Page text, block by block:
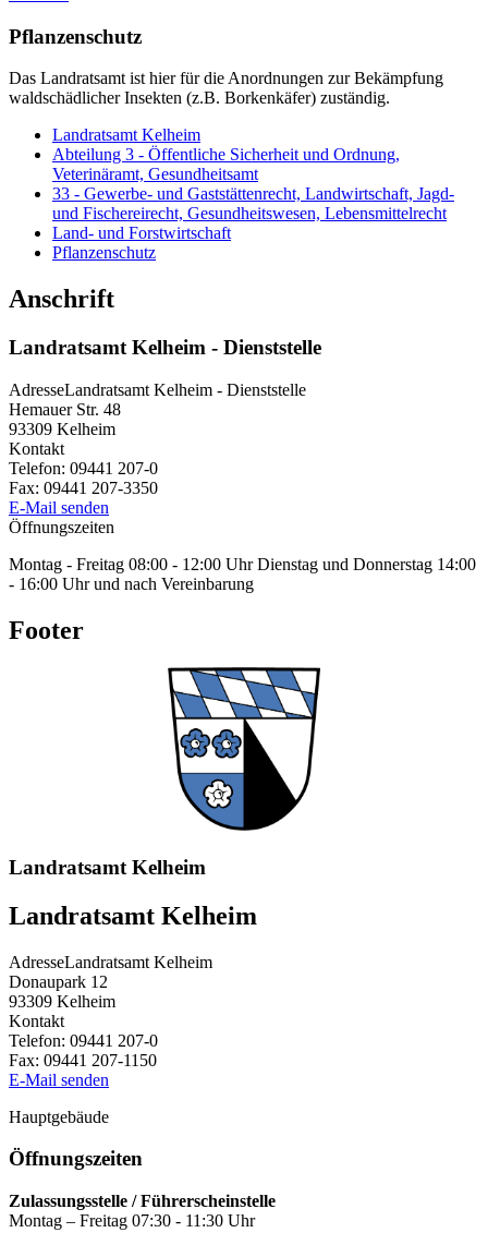
Pflanzenschutz
Das Landratsamt ist hier für die Anordnungen zur Bekämpfung
waldschädlicher Insekten (z.B. Borkenkäfer) zuständig.
Landratsamt Kelheim
Abteilung 3 - Öffentliche Sicherheit und Ordnung,
Veterinäramt, Gesundheitsamt
33 - Gewerbe- und Gaststättenrecht, Landwirtschaft, Jagd-
und Fischereirecht, Gesundheitswesen, Lebensmittelrecht
Land- und Forstwirtschaft
Pflanzenschutz
Anschrift
Landratsamt Kelheim - Dienststelle
AdresseLandratsamt Kelheim - Dienststelle
Hemauer Str. 48
93309 Kelheim
Kontakt
Telefon: 09441 207-0
Fax: 09441 207-3350
E-Mail senden
Öffnungszeiten
Montag - Freitag 08:00 - 12:00 Uhr Dienstag und Donnerstag 14:00
- 16:00 Uhr und nach Vereinbarung
Footer
Landratsamt Kelheim
Landratsamt Kelheim
AdresseLandratsamt Kelheim
Donaupark 12
93309 Kelheim
Kontakt
Telefon: 09441 207-0
Fax: 09441 207-1150
E-Mail senden
Hauptgebäude
Öffnungszeiten
Zulassungsstelle / Führerscheinstelle
Montag – Freitag 07:30 - 11:30 Uhr